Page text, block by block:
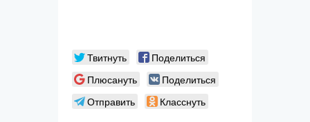
Твитнуть
Поделиться
Плюсануть
Поделиться
Отправить
Класснуть